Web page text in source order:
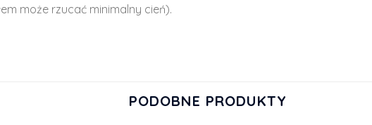
może rzucać minimalny cień).
PODOBNE PRODUKTY